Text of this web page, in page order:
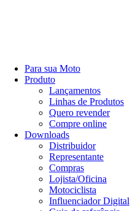
Para sua Moto
Produto
Lançamentos
Linhas de Produtos
Quero revender
Compre online
Downloads
Distribuidor
Representante
Compras
Lojista/Oficina
Motociclista
Influenciador Digital